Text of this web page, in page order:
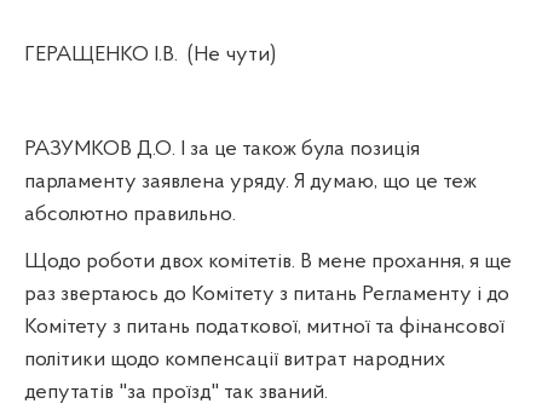
ГЕРАЩЕНКО І.В. (Не чути)
РАЗУМКОВ Д.О. І за це також була позиція
парламенту заявлена уряду. Я думаю, що це теж
абсолютно правильно.
Щодо роботи двох комітетів. В мене прохання, я ще
раз звертаюсь до Комітету з питань Регламенту і до
Комітету з питань податкової, митної та фінансової
політики щодо компенсації витрат народних
депутатів "за проїзд" так званий.